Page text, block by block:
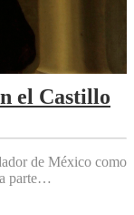
el Castillo
de México como
parte…